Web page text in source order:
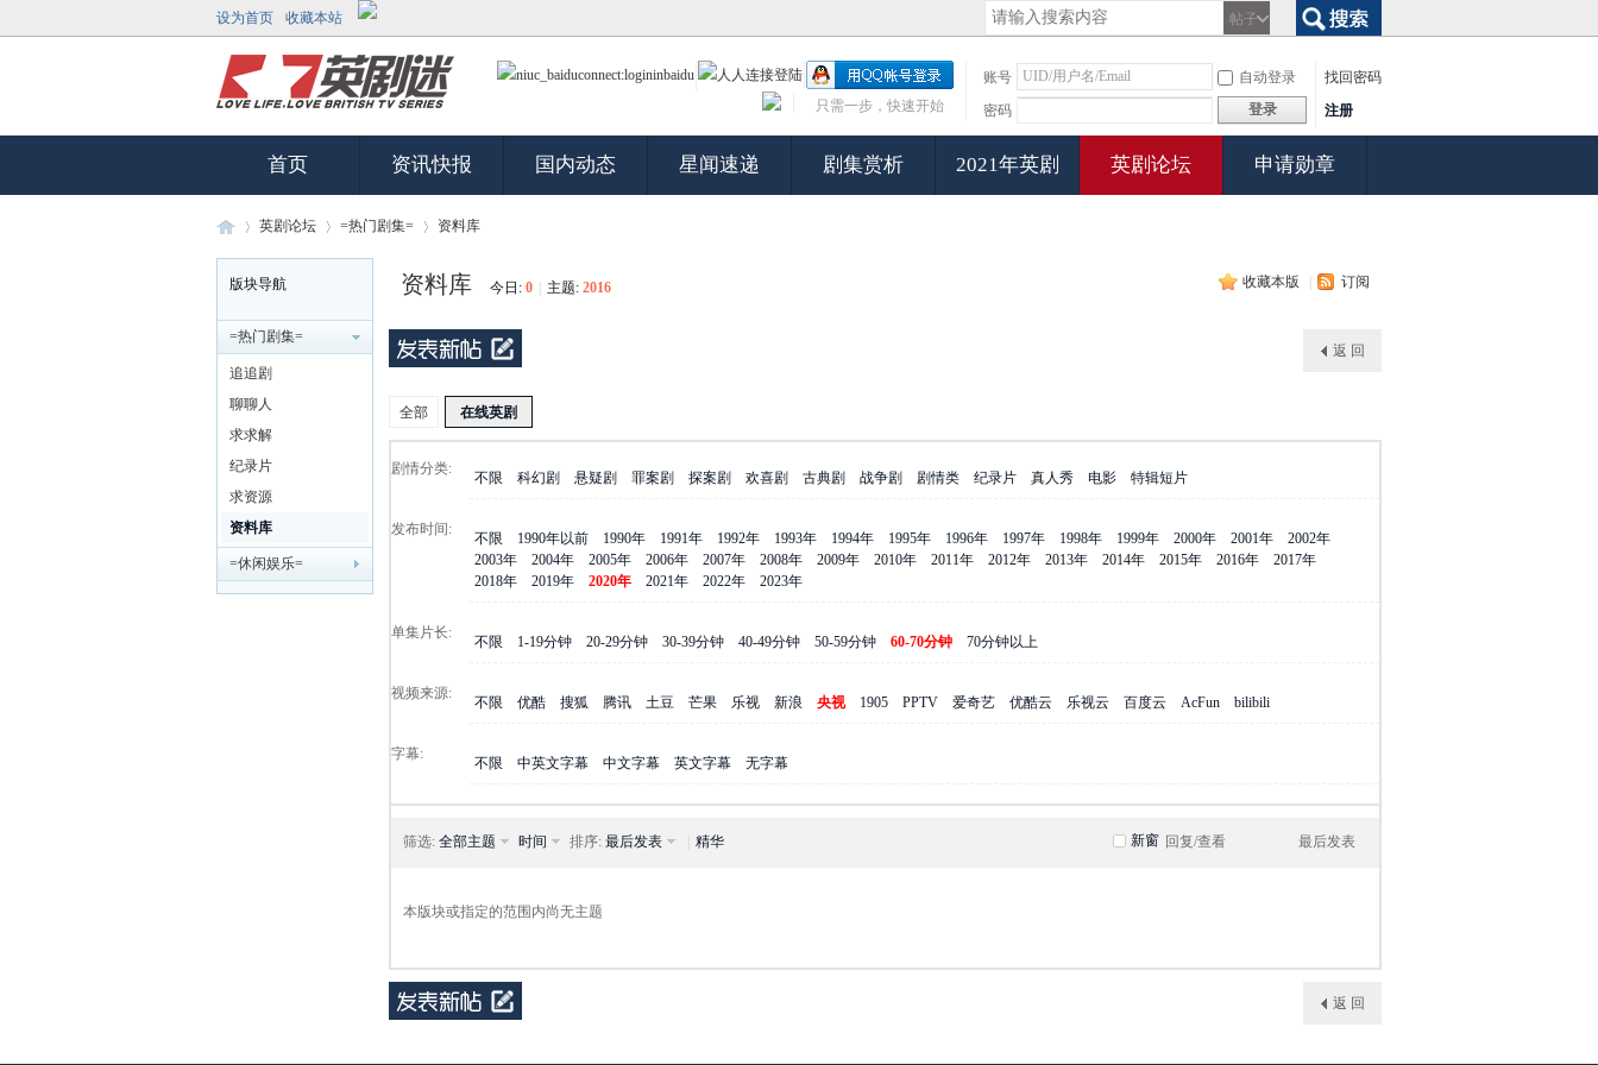
设为首页 收藏本站
帖子
账号
自动登录
找回密码
密码
登录 注册
只需一步，快速开始
首页 资讯快报 国内动态 星闻速递 剧集赏析 2021年英剧 英剧论坛 申请勋章
剧
»
英剧论坛 =热门剧集=
›
资料库
版块导航
=热门剧集=
追追剧
聊聊人
求求解
纪录片
求资源
资料库
=休闲娱乐=
收藏本版 订阅
资料库 今日: 0 主题: 2016
返 回
全部 在线英剧
剧情分类:
不限 科幻剧 悬疑剧 罪案剧 探案剧 欢喜剧 古典剧 战争剧 剧情类 纪录片 真人秀 电影 特辑短片
发布时间:
不限 1990年以前 1990年 1991年 1992年 1993年 1994年 1995年 1996年 1997年 1998年 1999年 2000年 2001年
2002年
2003年
2004年 2005年 2006年 2007年 2008年 2009年 2010年 2011年 2012年 2013年 2014年 2015年 2016年
2017年
2018年
2019年 2020年 2021年 2022年 2023年
单集片长:
不限 1-19分钟 20-29分钟 30-39分钟 40-49分钟 50-59分钟 60-70分钟 70分钟以上
视频来源:
不限 优酷 搜狐 腾讯 土豆 芒果 乐视 新浪 央视 1905 PPTV 爱奇艺 优酷云 乐视云 百度云 AcFun bilibili
字幕:
不限 中英文字幕 中文字幕 英文字幕 无字幕
新窗
筛选: 全部主题 时间 排序: 最后发表 精华 回复/查看 最后发表
本版块或指定的范围内尚无主题
返 回